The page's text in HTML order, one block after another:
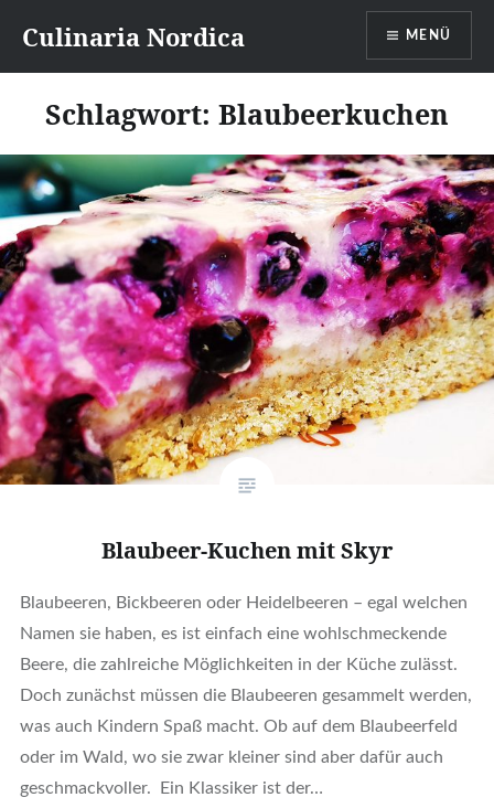
zumCulinaria Nordica MENÜ
Schlagwort: Blaubeerkuchen
Blaubeer-Kuchen mit Skyr
Blaubeeren, Bickbeeren oder Heidelbeeren – egal welchen
Namen sie haben, es ist einfach eine wohlschmeckende
Beere, die zahlreiche Möglichkeiten in der Küche zulässt.
Doch zunächst müssen die Blaubeeren gesammelt werden,
was auch Kindern Spaß macht. Ob auf dem Blaubeerfeld
oder im Wald, wo sie zwar kleiner sind aber dafür auch
geschmackvoller. Ein Klassiker ist der…